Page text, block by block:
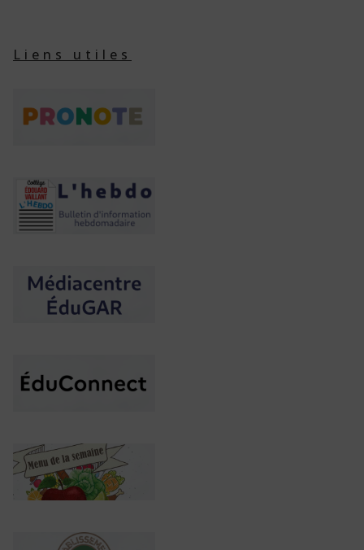
Liens utiles